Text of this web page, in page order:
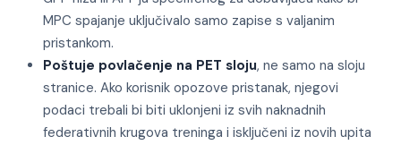
MPC spajanje uključivalo samo zapise s valjanim
pristankom.
Poštuje povlačenje na PET sloju, ne samo na sloju
stranice. Ako korisnik opozove pristanak, njegovi
podaci trebali bi biti uklonjeni iz svih naknadnih
federativnih krugova treninga i isključeni iz novih upita